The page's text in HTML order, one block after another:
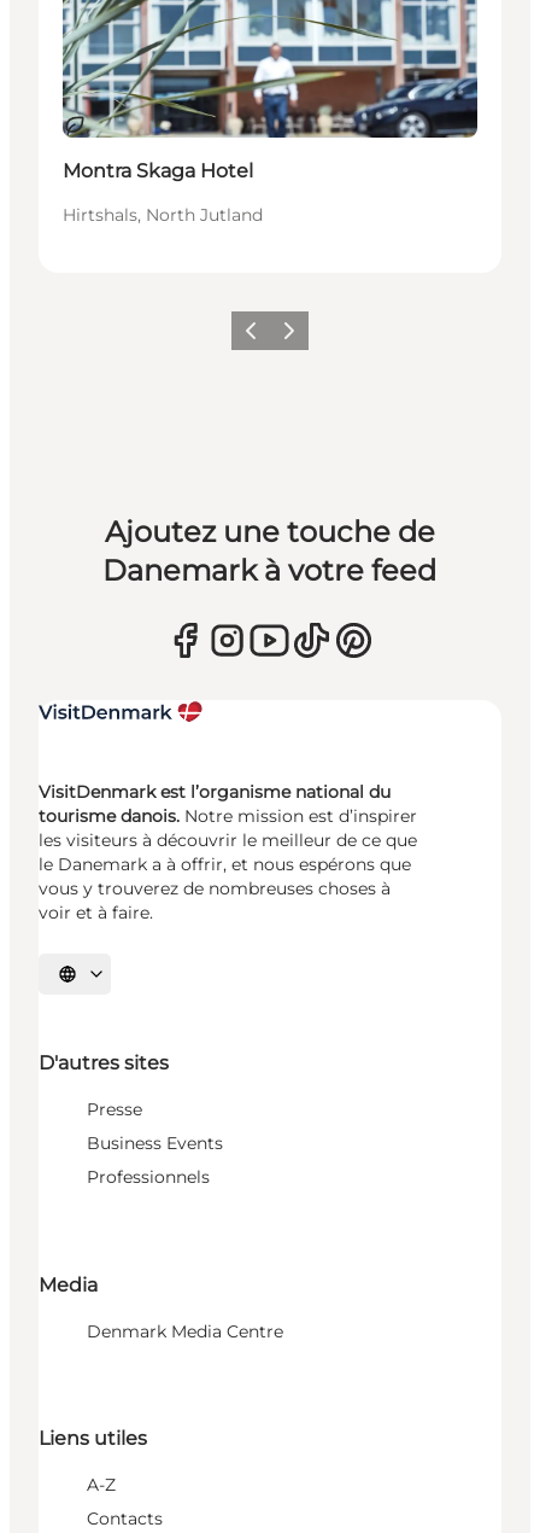
Durable
Montra Skaga Hotel
Hirtshals, North Jutland
PrécédentSuivant
Ajoutez une touche de
Danemark à votre feed
VisitDenmark est l’organisme national du
tourisme danois. Notre mission est d’inspirer
les visiteurs à découvrir le meilleur de ce que
le Danemark a à offrir, et nous espérons que
vous y trouverez de nombreuses choses à
voir et à faire.
Choisissez la langue
D'autres sites
Presse
Business Events
Professionnels
Media
Denmark Media Centre
Liens utiles
A-Z
Contacts